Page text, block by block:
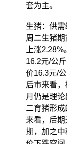
套为主。
生猪：供
周二生猪
上涨
16.2元/公
价16.3元/
后市来看
月仍是理
二育猪形
来看，后
期，加之